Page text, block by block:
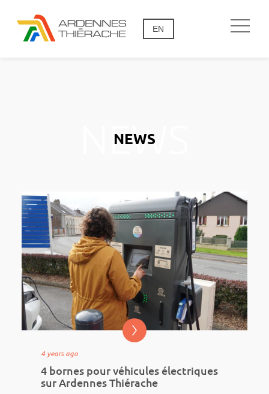
EN
NEWS
4 bornes pour véhicules électriques
sur Ardennes Thiérache
4 years ago